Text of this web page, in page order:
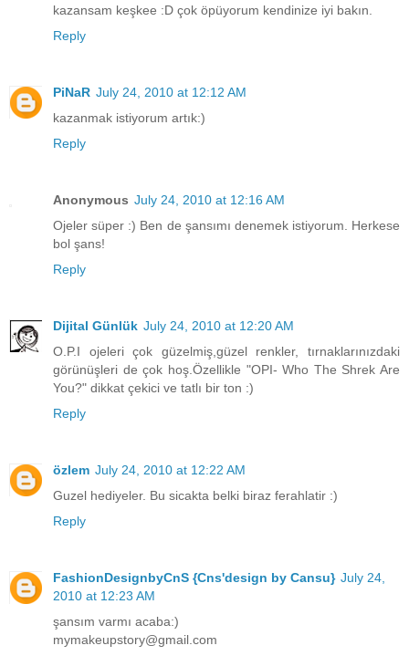
kazansam keşkee :D çok öpüyorum kendinize iyi bakın.
Reply
PiNaR July 24, 2010 at 12:12 AM
kazanmak istiyorum artık:)
Reply
Anonymous July 24, 2010 at 12:16 AM
Ojeler süper :) Ben de şansımı denemek istiyorum. Herkese
bol şans!
Reply
Dijital Günlük July 24, 2010 at 12:20 AM
O.P.I ojeleri çok güzelmiş,güzel renkler, tırnaklarınızdaki
görünüşleri de çok hoş.Özellikle "OPI- Who The Shrek Are
You?" dikkat çekici ve tatlı bir ton :)
Reply
özlem July 24, 2010 at 12:22 AM
Guzel hediyeler. Bu sicakta belki biraz ferahlatir :)
Reply
FashionDesignbyCnS {Cns'design by Cansu} July 24,
2010 at 12:23 AM
şansım varmı acaba:)
mymakeupstory@gmail.com